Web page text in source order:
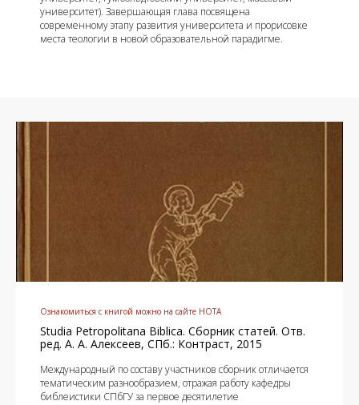
университет). Завершающая глава посвящена
современному этапу развития университета и прорисовке
места теологии в новой образовательной парадигме.
Ознакомиться с книгой можно на сайте НОТА
Studia Petropolitana Biblica. Сборник статей. Отв.
ред. А. А. Алексеев, СПб.: Контраст, 2015
Международный по составу участников сборник отличается
тематическим разнообразием, отражая работу кафедры
библеистики СПбГУ за первое десятилетие